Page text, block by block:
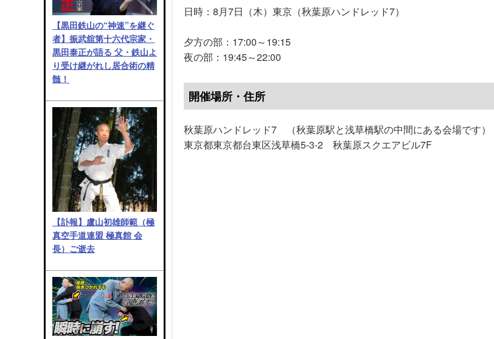
【黒田鉄山の“神速”を継ぐ
者】振武舘第十六代宗家・
黒田泰正が語る 父・鉄山よ
り受け継がれし居合術の精
髄！
【訃報】盧山初雄師範（極
真空手道連盟 極真館 会
長）ご逝去
日時：8月7日（木）東京（秋葉原ハンドレッド7）
夕方の部：17:00～19:15
夜の部：19:45～22:00
開催場所・住所
秋葉原ハンドレッド7 （秋葉原駅と浅草橋駅の中間にある会場です）
東京都東京都台東区浅草橋5-3-2 秋葉原スクエアビル7F